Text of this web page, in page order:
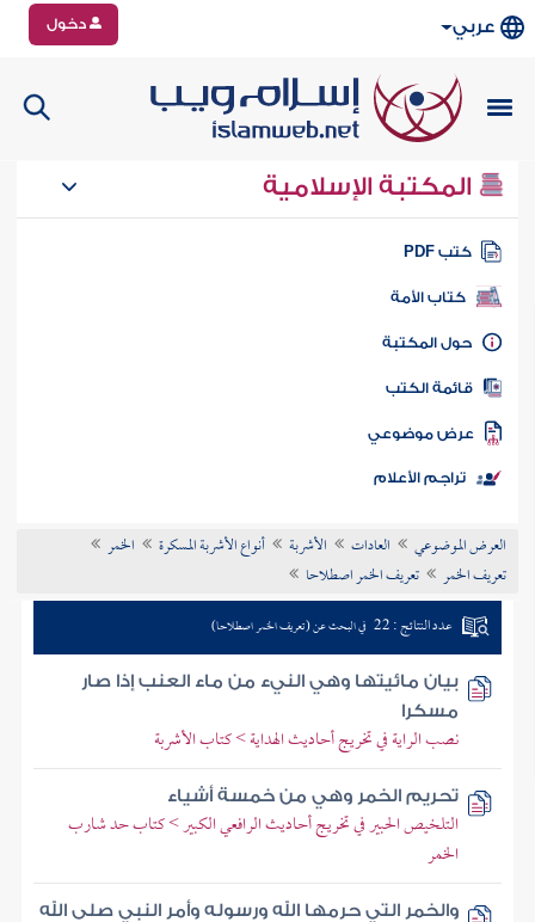
عربي دخول
المكتبة الإسلامية
كتب PDF
كتاب الأمة
المكتبة
الكتب
موضوعي
تراجم الأعلام
العرض الموضوعي العادات الأشربة أنواع الأشربة المسكرة
الخمر
تعريف الخمر
تعريف الخمر اصطلاحا
عدد النتائج : 22 في البحث عن (تعريف الخمر اصطلاحا)
بيان مائيتها وهي النيء من ماء العنب إذا صار
مسكرا
نصب الراية في تخريج أحاديث الهداية > كتاب الأشربة
تحريم الخمر وهي من خمسة أشياء
التلخيص الحبير في تخريج أحاديث الرافعي الكبير > كتاب حد شارب
الخمر
والخمر التي حرمها الله ورسوله وأمر النبي صلى الله